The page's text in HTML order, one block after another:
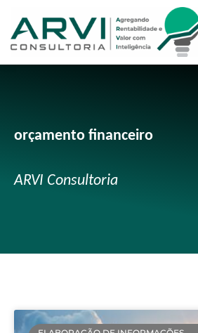
orçamento financeiro
ARVI Consultoria